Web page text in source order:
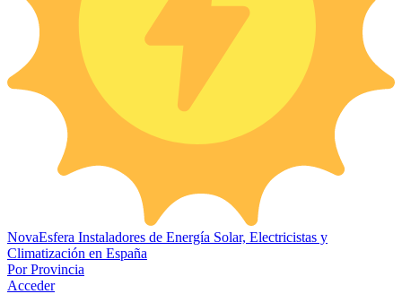
NovaEsfera Instaladores de Energía Solar, Electricistas y
Climatización en España
Por Provincia
Acceder